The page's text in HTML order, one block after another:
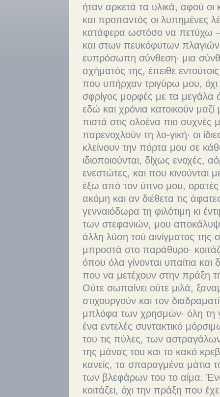
ήταν αρκετά τα υλικά, αφού
και προπαντός οι λυπημένες
κατάφερα ωστόσο να πετύχω
και στων πευκόφυτων πλαγιών
ευπρόσωπη σύνθεση· μια
σχήματός της, έπειθε
που υπήρχαν τριγύρω μου,
σφρίγος μορφές με τα μεγάλα
εδώ και χρόνια κατοικούν
πιστά στις ολοένα πιο συχνές
παρενοχλούν τη λο-γική· οι
κλείνουν την πόρτα μου σε
ιδιοποιούνται, δίχως ενοχές,
ενεστώτες, και που κινούνται
έξω από τον ύπνο μου,
ακόμη και αν διέθετα τις
γενναιόδωρα τη φιλότιμη κι
των στεφανιών, μου
άλλη λύση τού αινίγματος
μπροστά στο παράθυρο·
όπου όλα γίνονται υπαίτια και
που να μετέχουν στην πράξη
Ούτε σωπαίνει ούτε μιλά,
στιχουργούν και τον
μπλόφα των χρησμών· όλη τη
ένα εντελές συντακτικό
του τις πύλες, των
της μάνας του και το κακό
κανείς, τα σπαραγμένα μάτια
των βλεφάρων του το αίμα.
κοιτάζει, όχι την πράξη που